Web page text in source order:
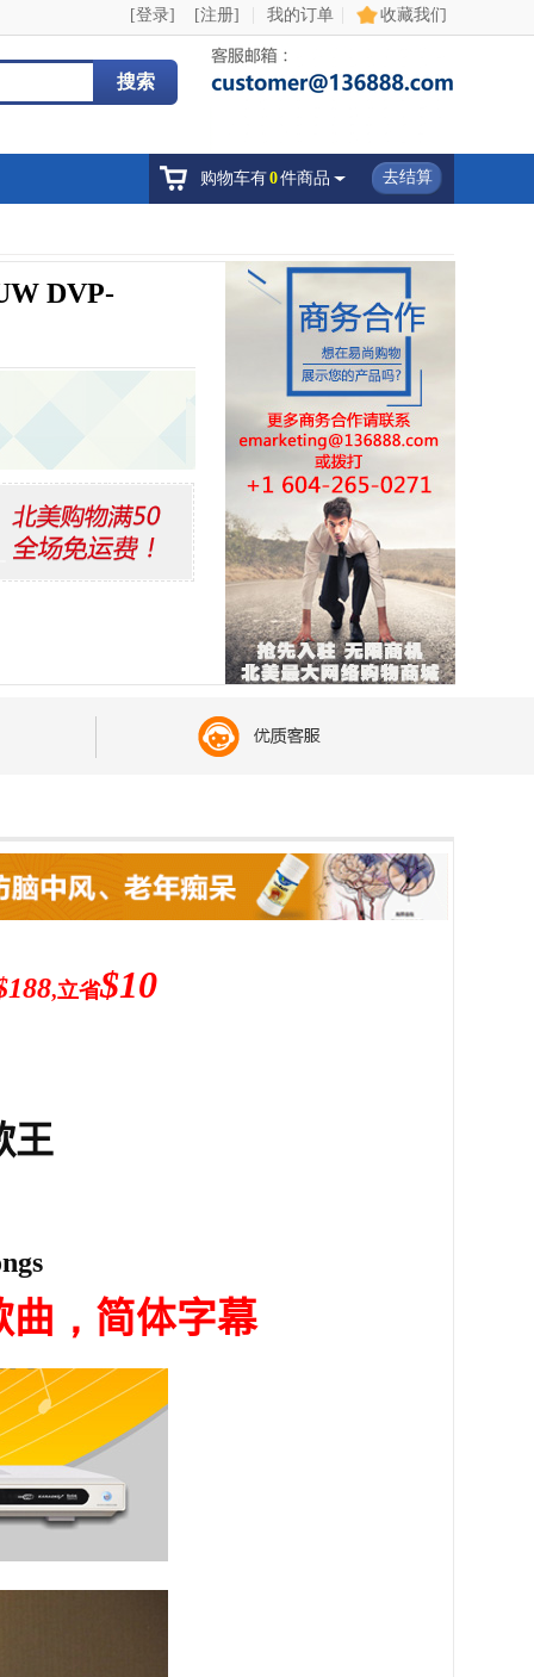
[登录] [注册] 我的订单 收藏我们
搜索
购物车有0件商品 去结算
DVP-
,立省$10
王
曲 ， 简体字幕